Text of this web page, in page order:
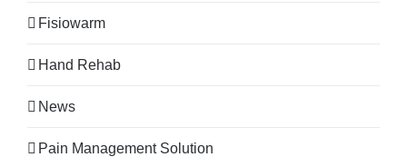
Fisiowarm
Hand Rehab
News
Pain Management Solution